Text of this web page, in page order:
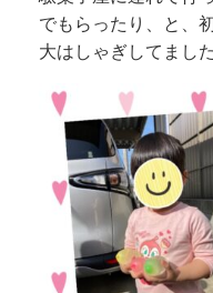
でもらったり、と、
大はしゃぎしてました